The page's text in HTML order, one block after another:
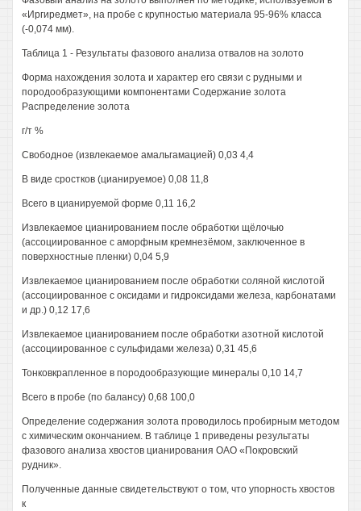
«Иргиредмет», на пробе с крупностью материала 95-96% класса
(-0,074 мм).
Таблица 1 - Результаты фазового анализа отвалов на золото
Форма нахождения золота и характер его связи с рудными и
породообразующими компонентами Содержание золота
Распределение золота
г/т %
Свободное (извлекаемое амальгамацией) 0,03 4,4
В виде сростков (цианируемое) 0,08 11,8
Всего в цианируемой форме 0,11 16,2
Извлекаемое цианированием после обработки щёлочью
(ассоциированное с аморфным кремнезёмом, заключенное в
поверхностные пленки) 0,04 5,9
Извлекаемое цианированием после обработки соляной кислотой
(ассоциированное с оксидами и гидроксидами железа, карбонатами
и др.) 0,12 17,6
Извлекаемое цианированием после обработки азотной кислотой
(ассоциированное с сульфидами железа) 0,31 45,6
Тонковкрапленное в породообразующие минералы 0,10 14,7
Всего в пробе (по балансу) 0,68 100,0
Определение содержания золота проводилось пробирным методом
с химическим окончанием. В таблице 1 приведены результаты
фазового анализа хвостов цианирования ОАО «Покровский
рудник».
Полученные данные свидетельствуют о том, что упорность хвостов
к